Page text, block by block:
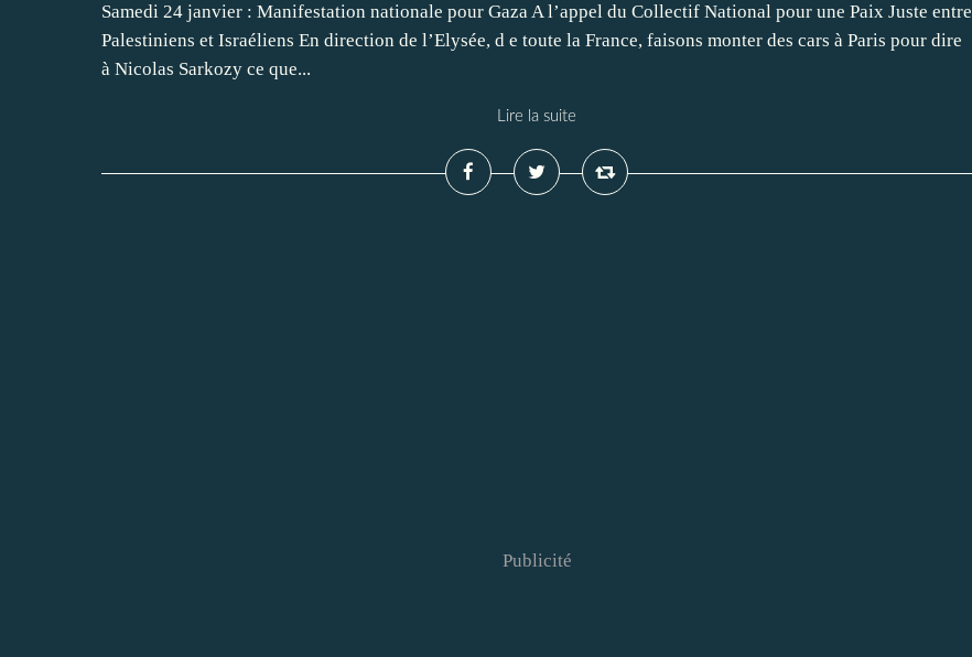
Samedi 24 janvier : Manifestation nationale pour Gaza A l’appel du Collectif National pour une Paix Juste entre
Palestiniens et Israéliens En direction de l’Elysée, d e toute la France, faisons monter des cars à Paris pour dire
à Nicolas Sarkozy ce que...
Lire la suite
Publicité